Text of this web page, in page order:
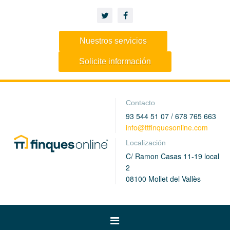
Nuestros servicios
Solicite información
Contacto
93 544 51 07 / 678 765 663
info@ttfinquesonline.com
Localización
C/ Ramon Casas 11-19 local
2
08100 Mollet del Vallès
Toggle